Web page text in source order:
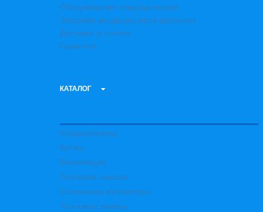
Обслуживание кондиционеров
Заправка кондиционеров фреоном
Доставка и оплата
Гарантия
КАТАЛОГ
Кондиционеры
Котлы
Вентиляция
Тепловые насосы
Солнечные коллекторы
Тепловые завесы